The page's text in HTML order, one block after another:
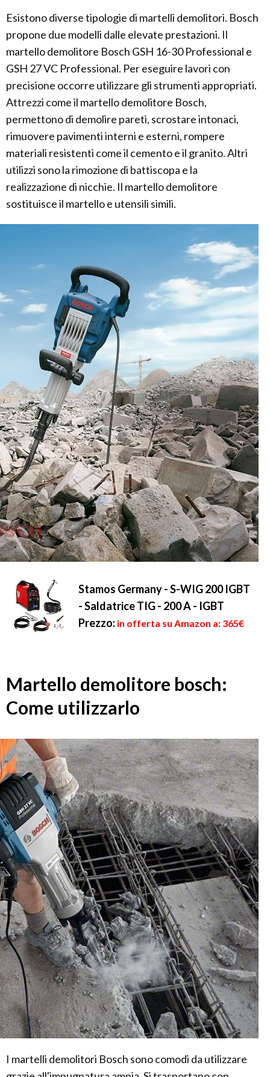
Esistono diverse tipologie di martelli demolitori. Bosch
propone due modelli dalle elevate prestazioni. Il
martello demolitore Bosch GSH 16-30 Professional e
GSH 27 VC Professional. Per eseguire lavori con
precisione occorre utilizzare gli strumenti appropriati.
Attrezzi come il martello demolitore Bosch,
permettono di demolire pareti, scrostare intonaci,
rimuovere pavimenti interni e esterni, rompere
materiali resistenti come il cemento e il granito. Altri
utilizzi sono la rimozione di battiscopa e la
realizzazione di nicchie. Il martello demolitore
sostituisce il martello e utensili simili.
Stamos Germany - S-WIG 200 IGBT
- Saldatrice TIG - 200 A - IGBT
Prezzo: in offerta su Amazon a: 365€
Martello demolitore bosch:
Come utilizzarlo
I martelli demolitori Bosch sono comodi da utilizzare